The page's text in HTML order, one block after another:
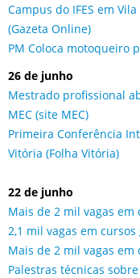
Campus do IFES em
(Gazeta Online)
PM Coloca motoqueiro
26 de junho
Mestrado profissional
MEC (site MEC)
Primeira Conferência
Vitória (Folha Vitória)
22 de junho
Mais de 2 mil vagas em
2,1 mil vagas em
Mais de 2 mil vagas em
Palestras técnicas